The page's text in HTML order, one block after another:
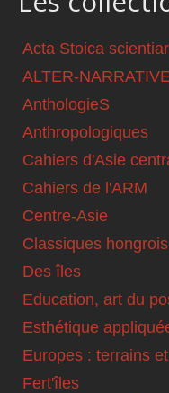
Acta Stoica
ALTER-
AnthologieS
Anthropologiques
Cahiers d'Asie
Cahiers de l'ARM
Centre-Asie
Classiques hongrois
Des îles
Education, art du
Esthétique
Europes : terrains
Fert'îles